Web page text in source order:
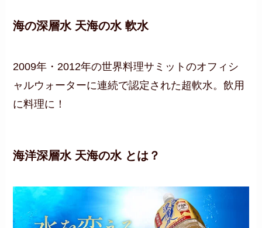
海の深層水 天海の水軟水
2009年・2012年の世界料理サミットのオフィシ
ャルウォーターに連続で認定された超軟水。飲用
に料理に！
海洋深層水 天海の水 とは？